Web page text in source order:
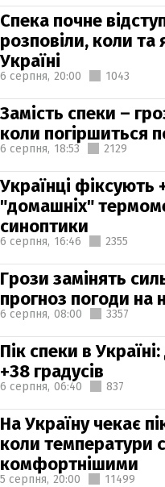
Спека почне
розповіли, коли та
Україні
6 серпня, 20:00 1043
Замість спеки –
коли погіршиться
6 серпня, 18:53 2129
Українці фіксують
"домашніх"
синоптики
6 серпня, 16:46 2355
Грози замінять
прогноз погоди на
6 серпня, 08:00 3357
Пік спеки в
+38 градусів
6 серпня, 06:40 837
На Україну чекає
коли температури
комфортнішими
5 серпня, 20:00 11499